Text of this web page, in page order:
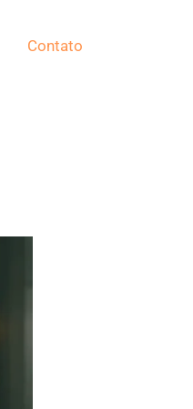
Contato